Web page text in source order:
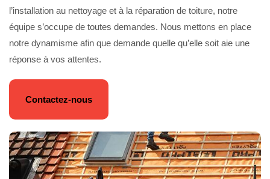
l’installation au nettoyage et à la réparation de toiture, notre
équipe s’occupe de toutes demandes. Nous mettons en place
notre dynamisme afin que demande quelle qu’elle soit aie une
réponse à vos attentes.
Contactez-nous